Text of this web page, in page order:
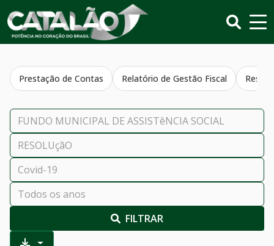
Prestação de Contas Relatório de Gestão Fiscal
FILTRAR